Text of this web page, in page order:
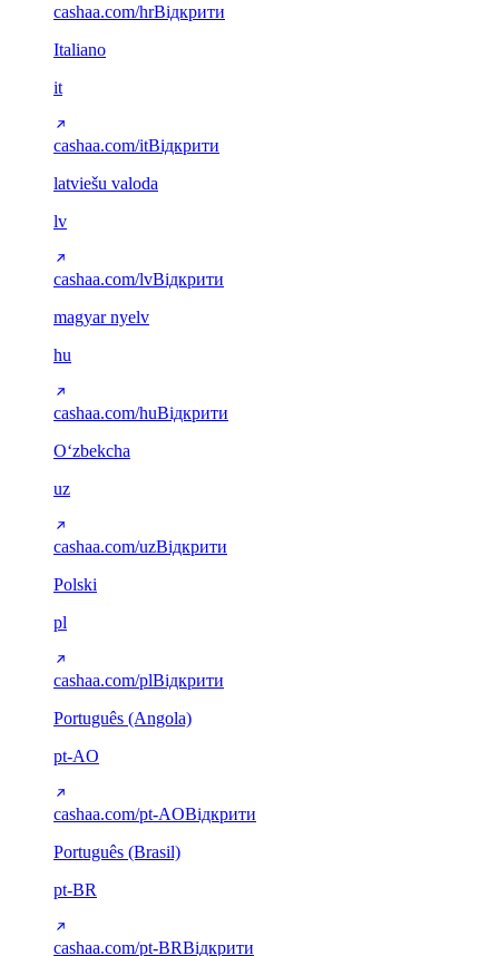
cashaa.com/hrВідкрити
Italiano
it
cashaa.com/itВідкрити
latviešu valoda
lv
cashaa.com/lvВідкрити
magyar nyelv
hu
cashaa.com/huВідкрити
Oʻzbekcha
uz
cashaa.com/uzВідкрити
Polski
pl
cashaa.com/plВідкрити
Português (Angola)
pt-AO
cashaa.com/pt-AOВідкрити
Português (Brasil)
pt-BR
cashaa.com/pt-BRВідкрити